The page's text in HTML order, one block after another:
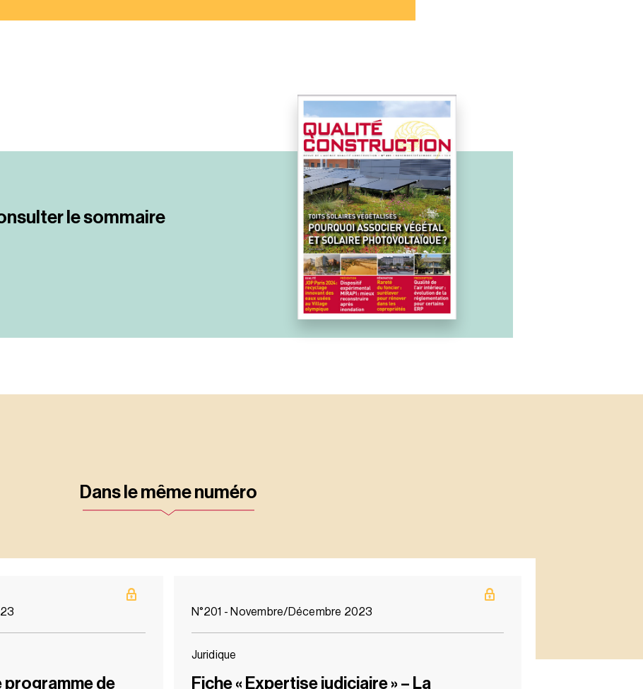
le sommaire
Dans le même numéro
programme de
N°201 - Novembre/Décembre 2023
Juridique
Fiche « Expertise judiciaire » – La